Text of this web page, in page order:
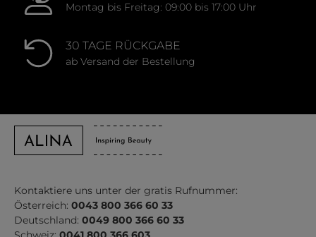
Montag bis Freitag: 09:00 bis 17:00 Uhr
30 TAGE RÜCKGABE
ab Versand der Bestellung
Kontaktiere uns unter der gratis Rufnummer:
Österreich: 0043 800 366 60 33
Deutschland: 0049 800 366 60 33